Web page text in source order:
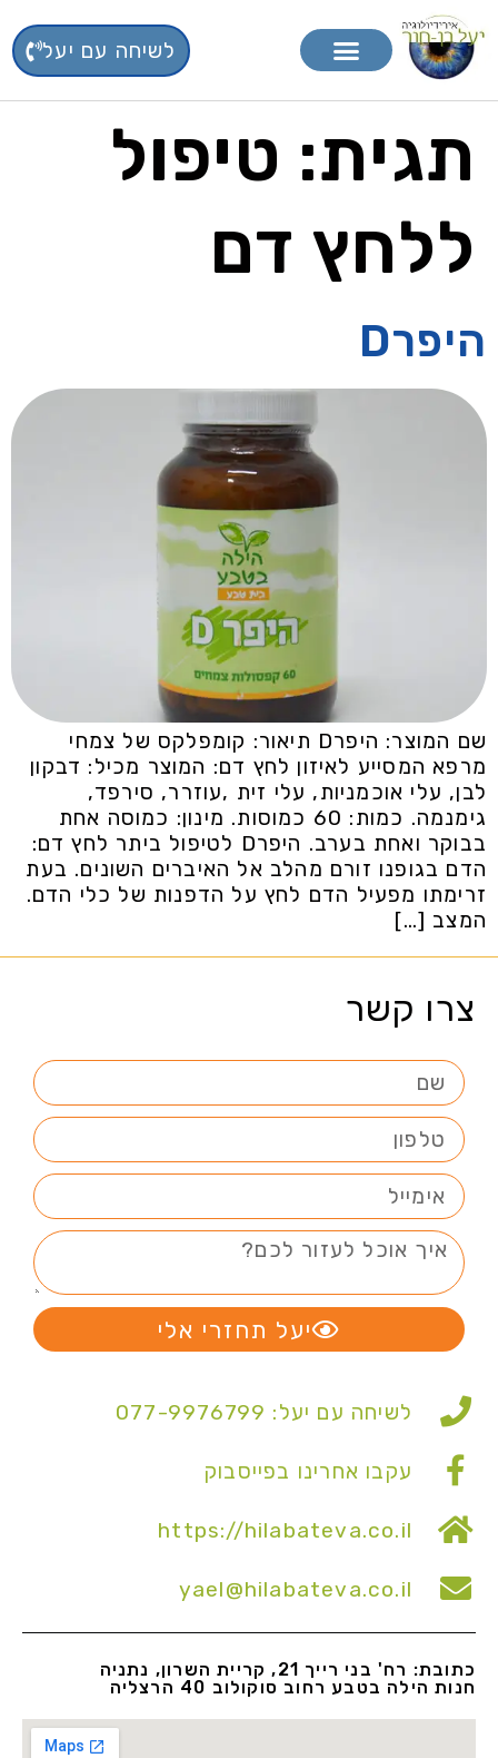
לשיחה עם יעל
תגית: טיפול
ללחץ דם
היפרD
שם המוצר: היפרD תיאור: קומפלקס של צמחי
מרפא המסייע לאיזון לחץ דם: המוצר מכיל: דבקון
לבן, עלי אוכמניות, עלי זית ,עוזרר, סירפד,
גימנמה. כמות: 60 כמוסות. מינון: כמוסה אחת
בבוקר ואחת בערב. היפרD לטיפול ביתר לחץ דם:
הדם בגופנו זורם מהלב אל האיברים השונים. בעת
זרימתו מפעיל הדם לחץ על הדפנות של כלי הדם.
המצב […]
צרו קשר
יעל תחזרי אלי
לשיחה עם יעל: 077-9976799
עקבו אחרינו בפייסבוק
https://hilabateva.co.il
yael@hilabateva.co.il
כתובת: רח' בני רייך 21, קריית השרון, נתניה
חנות הילה בטבע רחוב סוקולוב 40 הרצליה